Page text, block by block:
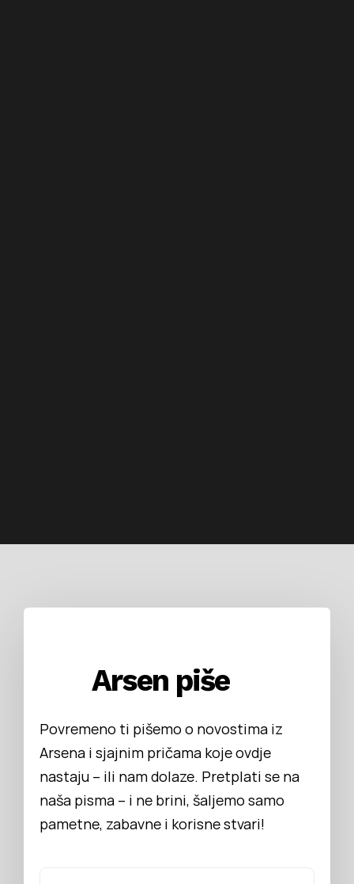
Arsen piše
Povremeno ti pišemo o novostima iz
Arsena i sjajnim pričama koje ovdje
nastaju – ili nam dolaze. Pretplati se na
naša pisma – i ne brini, šaljemo samo
pametne, zabavne i korisne stvari!